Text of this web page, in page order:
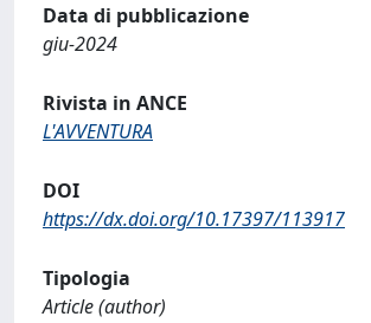
Data di pubblicazione
giu-2024
Rivista in ANCE
L'AVVENTURA
DOI
https://dx.doi.org/10.17397/113917
Tipologia
Article (author)